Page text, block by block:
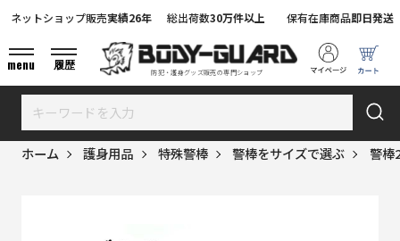
防犯・護身グッズ販売の専門ショップ
ネットショップ販売実績26年 総出荷数30万件以上 保有在庫商品即日発送
menu 履歴
ホーム 護身用品 特殊警棒 警棒をサイズで選ぶ 警棒